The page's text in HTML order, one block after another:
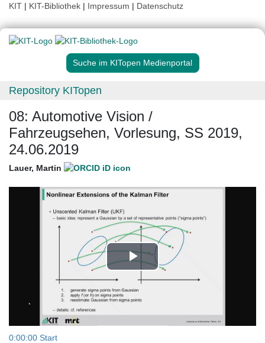
KIT | KIT-Bibliothek | Impressum | Datenschutz
Suche im KITopen Medienportal
Repository KITopen
08: Automotive Vision /
Fahrzeugsehen, Vorlesung, SS 2019,
24.06.2019
Lauer, Martin
Play
Video
0:00:00 Start